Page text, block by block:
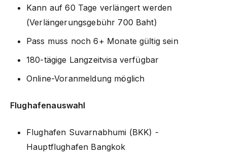
Kann auf 60 Tage verlängert werden
(Verlängerungsgebühr 700 Baht)
Pass muss noch 6+ Monate gültig sein
180-tägige Langzeitvisa verfügbar
Online-Voranmeldung möglich
Flughafenauswahl
Flughafen Suvarnabhumi (BKK) -
Hauptflughafen Bangkok